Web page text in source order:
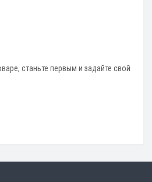
станьте первым и задайте свой